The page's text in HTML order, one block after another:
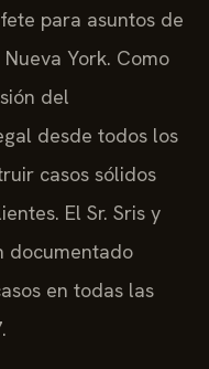
para asuntos de
York. Como
del
desde todos los
casos sólidos
El Sr. Sris y
documentado
en todas las